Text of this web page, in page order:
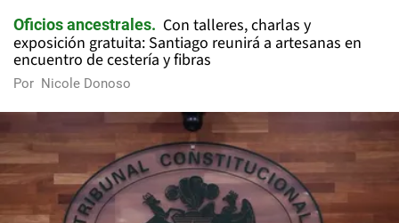
Oficios ancestrales
Con talleres, charlas y
exposición gratuita: Santiago reunirá a artesanas en
encuentro de cestería y fibras
Por Nicole Donoso